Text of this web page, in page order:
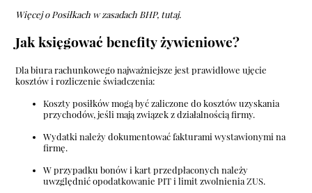
Więcej o Posiłkach w zasadach BHP, tutaj.
Jak księgować benefity żywieniowe?
Dla biura rachunkowego najważniejsze jest prawidłowe ujęcie
kosztów i rozliczenie świadczenia:
Koszty posiłków mogą być zaliczone do kosztów uzyskania
przychodów, jeśli mają związek z działalnością firmy.
Wydatki należy dokumentować fakturami wystawionymi na
firmę.
W przypadku bonów i kart przedpłaconych należy
uwzględnić opodatkowanie PIT i limit zwolnienia ZUS.